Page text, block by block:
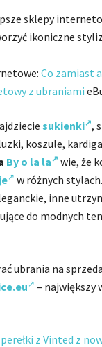
sklepy
ikoniczne
Co zamiast
z ubraniami
sukienki ,
koszule,
By o la la
wie, że
w różnych
inne
do modnych
ubrania na
– największy
perełki z Vinted z